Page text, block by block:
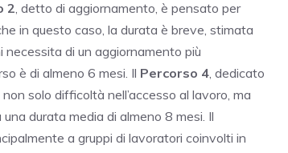
2 , detto di aggiornamento, è pensato per
in questo caso, la durata è breve, stimata
di un aggiornamento più
è di almeno 6 mesi. Il Percorso 4 , dedicato
solo difficoltà nell’accesso al lavoro, ma
durata media di almeno 8 mesi. Il
a gruppi di lavoratori coinvolti in